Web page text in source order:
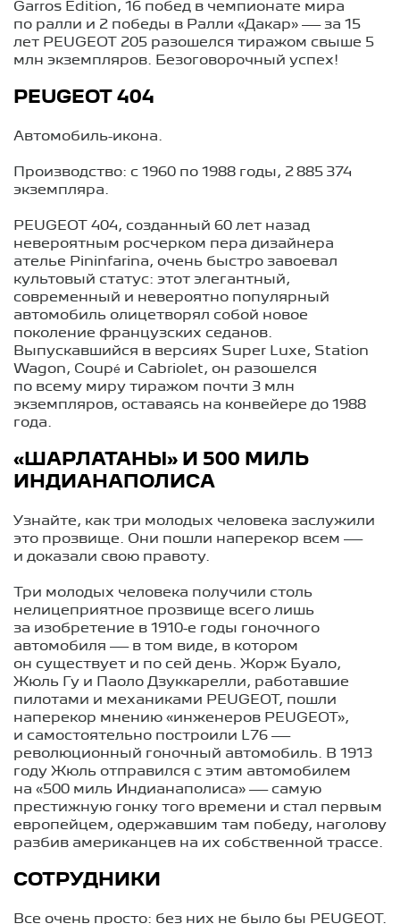
Garros Edition, 16 побед в чемпионате мира
по ралли и 2 победы в Ралли «Дакар» — за 15
лет PEUGEOT 205 разошелся тиражом свыше 5
млн экземпляров. Безоговорочный успех!
PEUGEOT 404
Автомобиль-икона.
Производство: с 1960 по 1988 годы, 2 885 374
экземпляра.
PEUGEOT 404, созданный 60 лет назад
невероятным росчерком пера дизайнера
ателье Pininfarina, очень быстро завоевал
культовый статус: этот элегантный,
современный и невероятно популярный
автомобиль олицетворял собой новое
поколение французских седанов.
Выпускавшийся в версиях Super Luxe, Station
Wagon, Coupé и Cabriolet, он разошелся
по всему миру тиражом почти 3 млн
экземпляров, оставаясь на конвейере до 1988
года.
«ШАРЛАТАНЫ» И 500 МИЛЬ
ИНДИАНАПОЛИСА
Узнайте, как три молодых человека заслужили
это прозвище. Они пошли наперекор всем —
и доказали свою правоту.
Три молодых человека получили столь
нелицеприятное прозвище всего лишь
за изобретение в 1910-е годы гоночного
автомобиля — в том виде, в котором
он существует и по сей день. Жорж Буало,
Жюль Гу и Паоло Дзуккарелли, работавшие
пилотами и механиками PEUGEOT, пошли
наперекор мнению «инженеров PEUGEOT»,
и самостоятельно построили L76 —
революционный гоночный автомобиль. В 1913
году Жюль отправился с этим автомобилем
на «500 миль Индианаполиса» — самую
престижную гонку того времени и стал первым
европейцем, одержавшим там победу, наголову
разбив американцев на их собственной трассе.
СОТРУДНИКИ
Все очень просто: без них не было бы PEUGEOT.